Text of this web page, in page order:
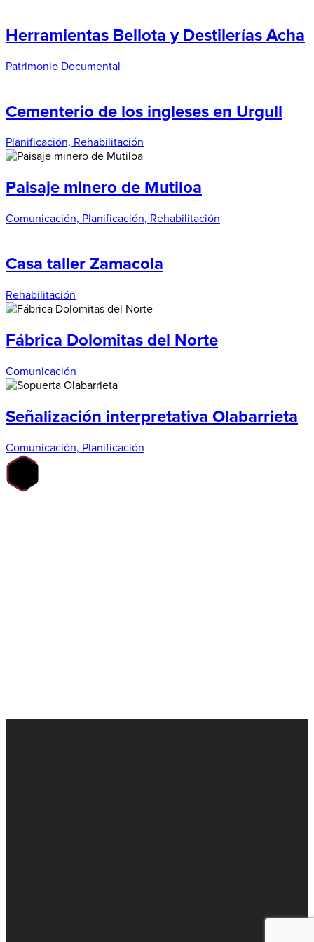
Herramientas Bellota y Destilerías Acha
Patrimonio Documental
Cementerio de los ingleses en Urgull
Planificación, Rehabilitación
Paisaje minero de Mutiloa
Comunicación, Planificación, Rehabilitación
Casa taller Zamacola
Rehabilitación
Fábrica Dolomitas del Norte
Comunicación
Señalización interpretativa Olabarrieta
Comunicación, Planificación